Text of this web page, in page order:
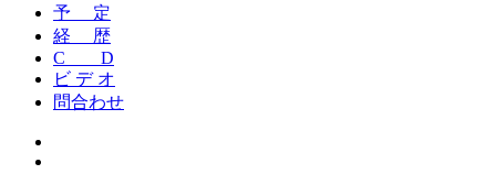
予 定
経 歴
C D
ビ デ オ
問合わせ